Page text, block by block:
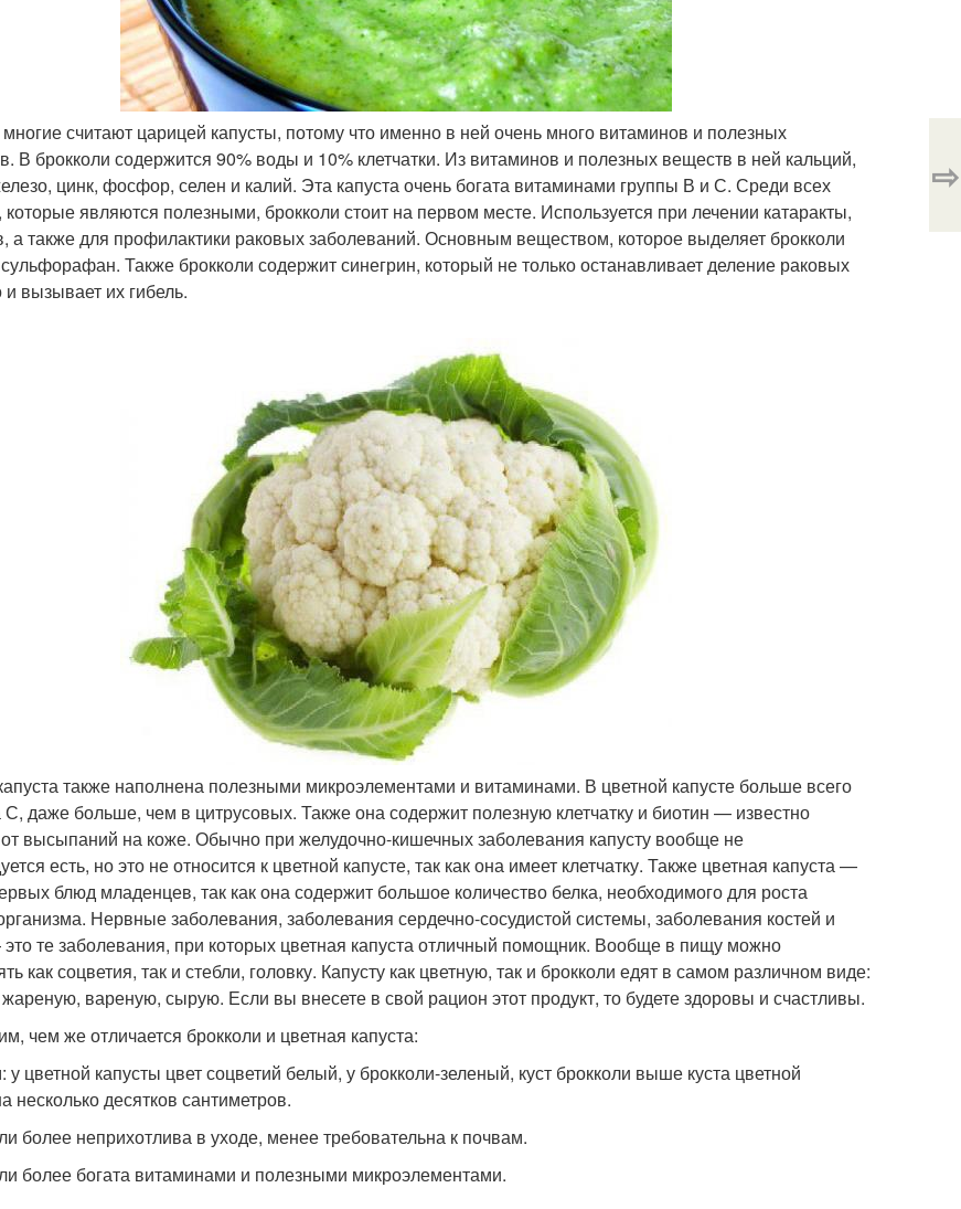
считают царицей капусты, потому что именно в ней очень много витаминов и полезных
В брокколи содержится 90% воды и 10% клетчатки. Из витаминов и полезных веществ в ней кальций,
цинк, фосфор, селен и калий. Эта капуста очень богата витаминами группы В и С. Среди всех
которые являются полезными, брокколи стоит на первом месте. Используется при лечении катаракты,
а также для профилактики раковых заболеваний. Основным веществом, которое выделяет брокколи
Также брокколи содержит синегрин, который не только останавливает деление раковых
и вызывает их гибель.
также наполнена полезными микроэлементами и витаминами. В цветной капусте больше всего
даже больше, чем в цитрусовых. Также она содержит полезную клетчатку и биотин — известно
высыпаний на коже. Обычно при желудочно-кишечных заболевания капусту вообще не
есть, но это не относится к цветной капусте, так как она имеет клетчатку. Также цветная капуста —
блюд младенцев, так как она содержит большое количество белка, необходимого для роста
Нервные заболевания, заболевания сердечно-сосудистой системы, заболевания костей и
те заболевания, при которых цветная капуста отличный помощник. Вообще в пищу можно
как соцветия, так и стебли, головку. Капусту как цветную, так и брокколи едят в самом различном виде:
вареную, сырую. Если вы внесете в свой рацион этот продукт, то будете здоровы и счастливы.
чем же отличается брокколи и цветная капуста:
у цветной капусты цвет соцветий белый, у брокколи-зеленый, куст брокколи выше куста цветной
несколько десятков сантиметров.
более неприхотлива в уходе, менее требовательна к почвам.
более богата витаминами и полезными микроэлементами.
⇨